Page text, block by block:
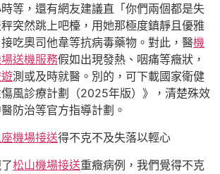
等，還有網友建議直「你們兩個都是失
突然跳上吧檯，用她那極度鎮靜且優雅
吃奧司他韋等抗病毒藥物。對此，醫機
送機服務假如出現發熱、咽痛等癥狀，
測或及時就醫。別的，可下載國家衛健
風診療計劃（2025年版）》，清楚殊效
防治等官方指導計劃。
機場接送得不克不及失落以輕心
松山機場接送重癥病例，我們覺得不克